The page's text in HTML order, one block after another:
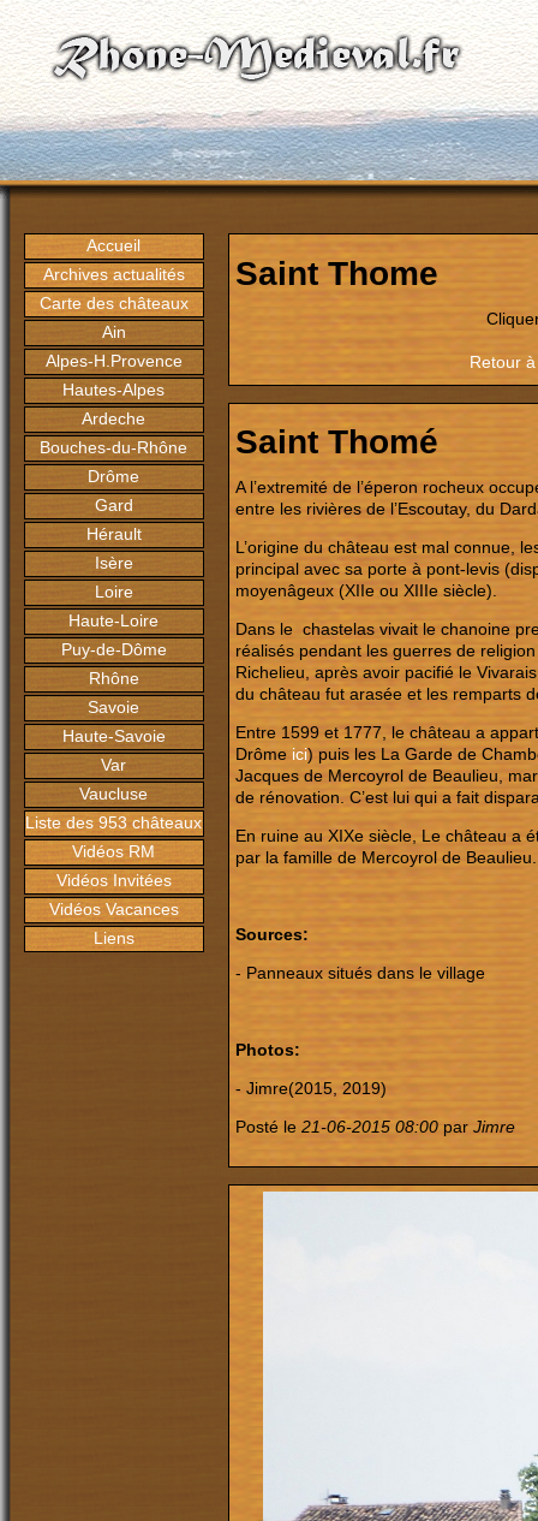
Accueil
Archives actualités
Carte des châteaux
Ain
Alpes-H.Provence
Hautes-Alpes
Ardeche
Bouches-du-Rhône
Drôme
Gard
Hérault
Isère
Loire
Haute-Loire
Puy-de-Dôme
Rhône
Savoie
Haute-Savoie
Var
Vaucluse
Liste des 953 châteaux
Vidéos RM
Vidéos Invitées
Vidéos Vacances
Liens
Saint Thome
Retour
Saint Thomé
A l’extremité de l’éperon rocheux
entre les rivières de l’Escoutay, du
L’origine du château est mal connue,
principal avec sa porte à pont-levis
moyenâgeux (XIIe ou XIIIe siècle).
Dans le chastelas vivait le chanoine
réalisés pendant les guerres de
Richelieu, après avoir pacifié le
du château fut arasée et les remparts
Entre 1599 et 1777, le château a
Drôme ici) puis les La Garde de
Jacques de Mercoyrol de Beaulieu,
de rénovation. C’est lui qui a fait
En ruine au XIXe siècle, Le château a
par la famille de Mercoyrol de
Sources:
- Panneaux situés dans le village
Photos:
- Jimre(2015, 2019)
Posté le 21-06-2015 08:00 par Jimre